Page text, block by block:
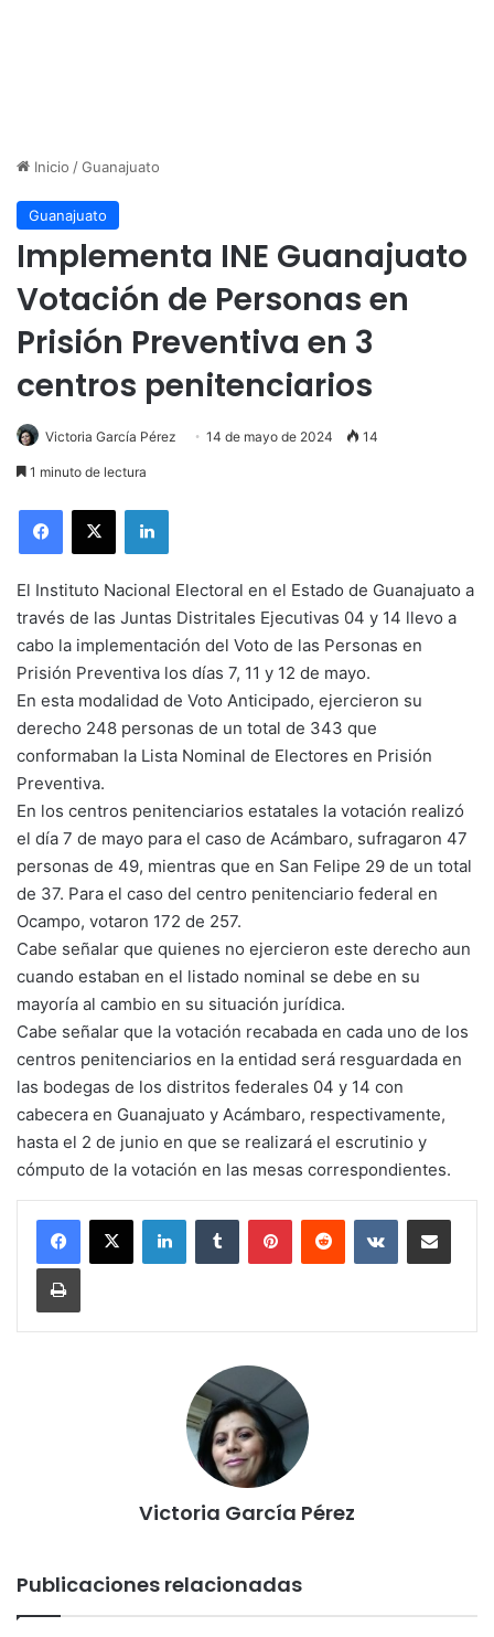
Inicio /Guanajuato
Guanajuato
Implementa INE Guanajuato
Votación de Personas en
Prisión Preventiva en 3
centros penitenciarios
Victoria García Pérez 14 de mayo de 2024 14
1 minuto de lectura
LinkedIn
El Instituto Nacional Electoral en el Estado de Guanajuato a
través de las Juntas Distritales Ejecutivas 04 y 14 llevo a
cabo la implementación del Voto de las Personas en
Prisión Preventiva los días 7, 11 y 12 de mayo.
En esta modalidad de Voto Anticipado, ejercieron su
derecho 248 personas de un total de 343 que
conformaban la Lista Nominal de Electores en Prisión
Preventiva.
En los centros penitenciarios estatales la votación realizó
el día 7 de mayo para el caso de Acámbaro, sufragaron 47
personas de 49, mientras que en San Felipe 29 de un total
de 37. Para el caso del centro penitenciario federal en
Ocampo, votaron 172 de 257.
Cabe señalar que quienes no ejercieron este derecho aun
cuando estaban en el listado nominal se debe en su
mayoría al cambio en su situación jurídica.
Cabe señalar que la votación recabada en cada uno de los
centros penitenciarios en la entidad será resguardada en
las bodegas de los distritos federales 04 y 14 con
cabecera en Guanajuato y Acámbaro, respectivamente,
hasta el 2 de junio en que se realizará el escrutinio y
cómputo de la votación en las mesas correspondientes.
LinkedInTumblr PinterestReddit VKontakteCompartir por
Imprimir
Victoria García Pérez
Publicaciones relacionadas